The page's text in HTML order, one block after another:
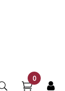
0